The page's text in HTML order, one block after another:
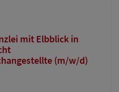
mit Elbblick in
(m/w/d)